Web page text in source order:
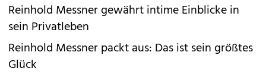
Reinhold Messner gewährt intime Einblicke in
sein Privatleben
Reinhold Messner packt aus: Das ist sein größtes
Glück